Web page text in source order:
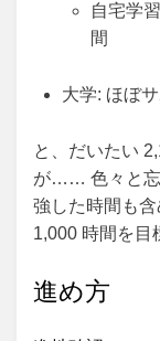
自宅学
間
大学: ほぼ
と、だいたい
が…… 色々と忘
強した時間も
1,000 時間を目
進め方